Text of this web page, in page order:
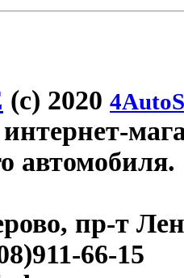
(c) 2020
автомобиля.
пр-т
66-15